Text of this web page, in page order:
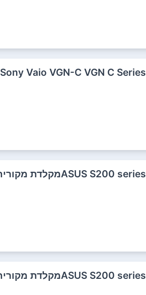
Sony Vaio VGN-C VGN C Seriesמקלדת מקורית למחשב נייד 147996523
ASUS S200 seriesמקלדת מקורית למחשב נייד לבנה
ASUS S200 seriesמקלדת מקורית למחשב נייד לבנה